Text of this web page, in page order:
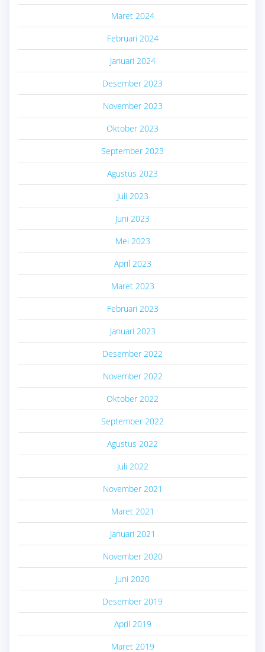
Maret 2024
Februari 2024
Januari 2024
Desember 2023
November 2023
Oktober 2023
September 2023
Agustus 2023
Juli 2023
Juni 2023
Mei 2023
April 2023
Maret 2023
Februari 2023
Januari 2023
Desember 2022
November 2022
Oktober 2022
September 2022
Agustus 2022
Juli 2022
November 2021
Maret 2021
Januari 2021
November 2020
Juni 2020
Desember 2019
April 2019
Maret 2019